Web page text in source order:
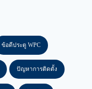
ข้อดีประตู WPC
ปัญหาการติดตั้ง